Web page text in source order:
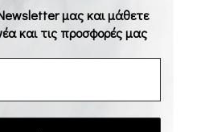
μας και μάθετε
και τις προσφορές μας